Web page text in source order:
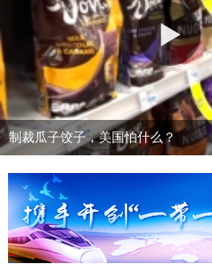
制裁瓜子饺子，美国怕什么？